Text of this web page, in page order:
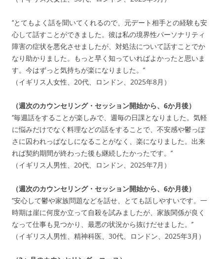
’’とてもよく話を聞いてくれるので、元デート相手との経験も安
心して話すことができました。彼は私の境界性パーソナリティ
障害の症状を悪化させましたが、対処法について話すことでか
なり助かりました。もっと早く知っていればよかったと思いま
す。今はずっと気持ちが楽になりました。’’
（イギリス人女性、20代、ロンドン、2025年8月）
（週次のカウンセリング・セッション開始から、6か月後）
’’毎週話をすることが楽しみで、週毎の日課となりました。気軽
に悩みだけでなく料理などの話をすることで、不安感や鬱っぽ
さに囚われっぱなしになることがなく、楽になりました。出来
れば契約期間が終わった後も継続したかったです。’’
（イギリス人男性、20代、ロンドン、2025年7月）
（週次のカウンセリング・セッション開始から、6か月後）
’’安心して鬱や家族問題などを話せ、とても話しやすいです。一
時期は崖に何度か立って自殺を試みましたが、家族関係が良く
なって仕事も見つかり、最悪の状況から抜けだせました。’’
（イギリス人男性、精神科医、30代、ロンドン、2025年3月）